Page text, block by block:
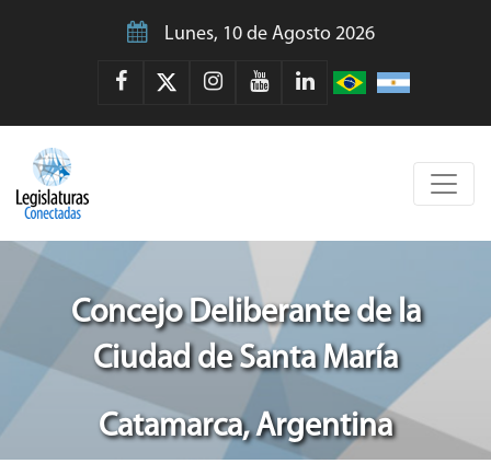
Lunes, 10 de Agosto 2026
Concejo Deliberante de la
Ciudad de Santa María
Catamarca, Argentina